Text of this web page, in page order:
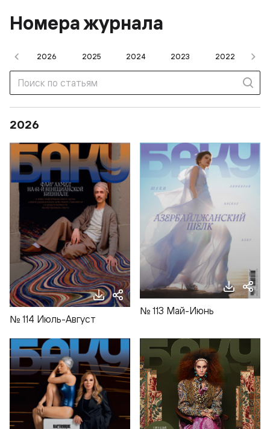
Номера журнала
2026 2025 2024 2023 2022
2026
№ 114 Июль-Август
№ 113 Май-Июнь